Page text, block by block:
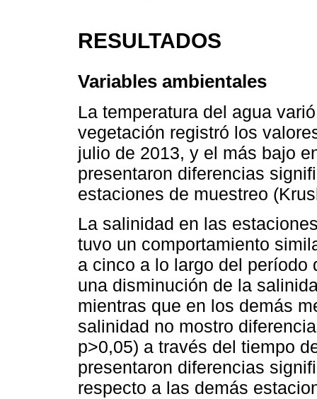
RESULTADOS
Variables ambientales
La temperatura del agua
vegetación registró los
julio de 2013, y el más bajo
presentaron diferencias
estaciones de muestreo
La salinidad en las
tuvo un comportamiento
a cinco a lo largo del período
una disminución de la
mientras que en los demás
salinidad no mostro
p>0,05) a través del tiempo
presentaron diferencias
respecto a las demás